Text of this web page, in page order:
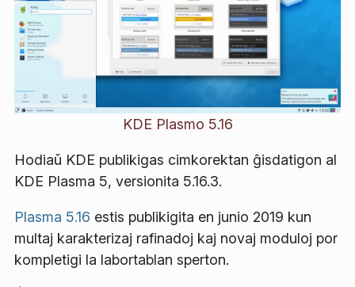
KDE Plasmo 5.16
Hodiaŭ KDE publikigas cimkorektan ĝisdatigon al
KDE Plasma 5, versionita 5.16.3.
Plasma 5.16 estis publikigita en junio 2019 kun
multaj karakterizaj rafinadoj kaj novaj moduloj por
kompletigi la labortablan sperton.